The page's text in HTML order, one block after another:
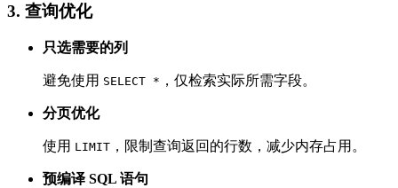
3. 查询优化
只选需要的列
避免使用 SELECT * ，仅检索实际所需字段。
分页优化
使用 LIMIT ，限制查询返回的行数，减少内存占用。
预编译 SQL 语句